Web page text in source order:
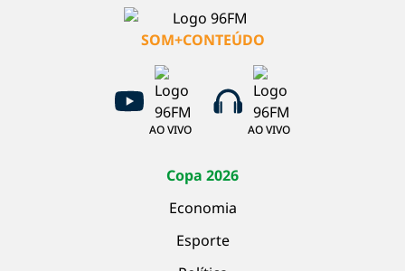
SOM+CONTEÚDO
AO VIVO AO VIVO
Copa 2026
Economia
Esporte